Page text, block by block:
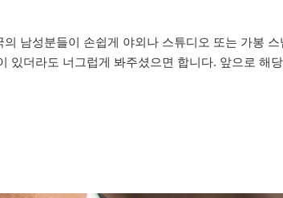
남성분들이 손쉽게 야외나 스튜디오 또는 가봉
있더라도 너그럽게 봐주셨으면 합니다. 앞으로